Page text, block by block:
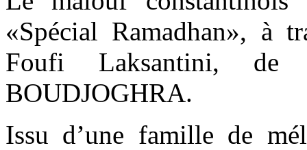
«Spécial Ramadhan», à
Foufi Laksantini, de
BOUDJOGHRA.
Issu d’une famille de